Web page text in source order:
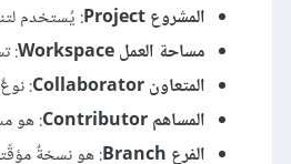
المشروع Project
: يُستخدم
مساحة العمل Workspace
:
المتعاون Collaborator
:
المساهم Contributor
: هو
الفرع Branch
: هو نسخةٌ